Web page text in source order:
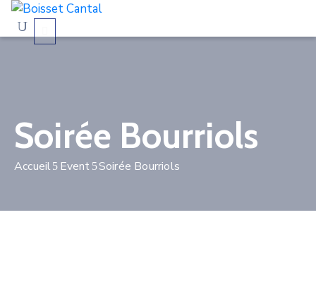
Vivre
à
Soirée Bourriols
Accueil Event Soirée Bourriols